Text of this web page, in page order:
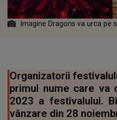
Imagine Dragons va urca pe
Organizatorii
primul nume care va
2023 a festivalului.
vânzare din 28